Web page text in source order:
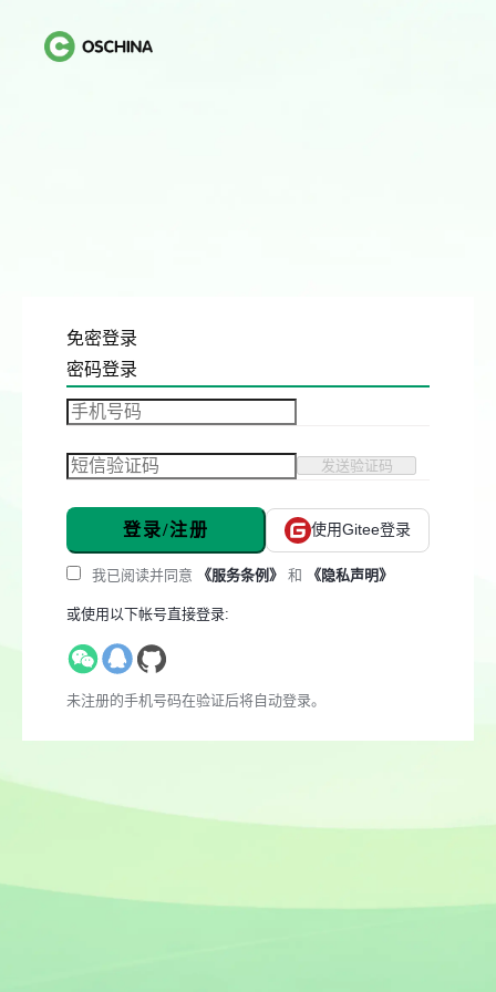
免密登录
密码登录
发送验证码
登录/注册 使用Gitee登录
我已阅读并同意 《服务条例》 和 《隐私声明》
或使用以下帐号直接登录:
未注册的手机号码在验证后将自动登录。